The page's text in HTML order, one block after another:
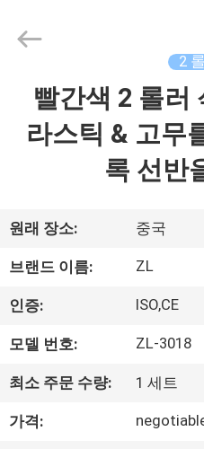
동
영
상
우
리
Dongguan
Zhongli
Reserved.
2
빨간색 2 롤러
라스틱 & 고무
록 선반
원래 장소: 중국
브랜드 이름: ZL
인증: ISO,CE
모델 번호: ZL-3018
최소 주문 수량: 1 세트
가격: